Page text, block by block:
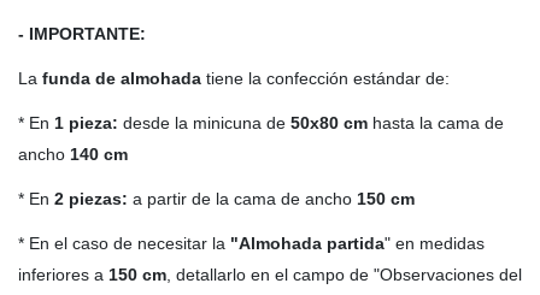
- IMPORTANTE:
La funda de almohada tiene la confección estándar de:
* En 1 pieza: desde la minicuna de 50x80 cm hasta la cama de
ancho 140 cm
* En 2 piezas: a partir de la cama de ancho 150 cm
* En el caso de necesitar la "Almohada partida" en medidas
inferiores a 150 cm, detallarlo en el campo de "Observaciones del